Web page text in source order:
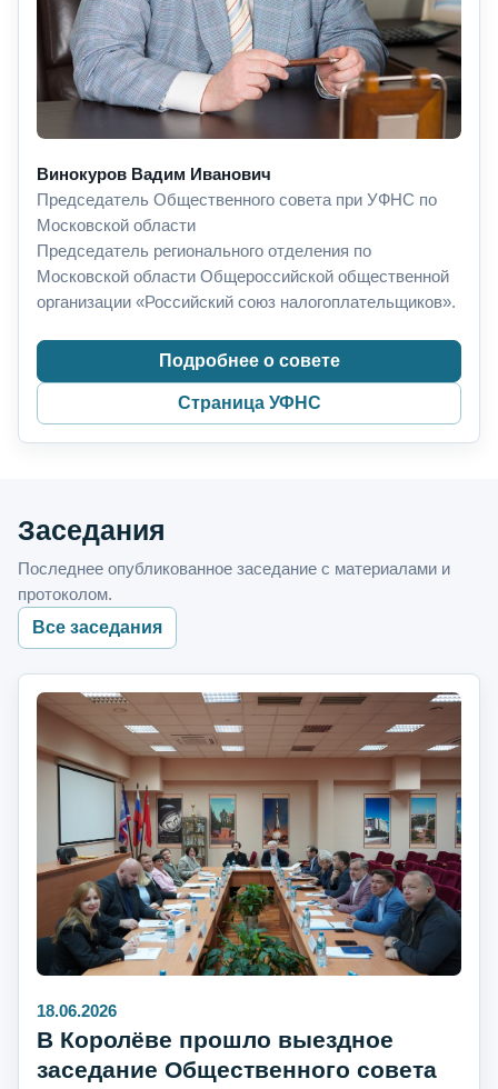
Винокуров Вадим Иванович
Председатель Общественного совета при УФНС по
Московской области
Председатель регионального отделения по
Московской области Общероссийской общественной
организации «Российский союз налогоплательщиков».
Подробнее о совете
Страница УФНС
Заседания
Последнее опубликованное заседание с материалами и
протоколом.
Все заседания
18.06.2026
В Королёве прошло выездное
заседание Общественного совета